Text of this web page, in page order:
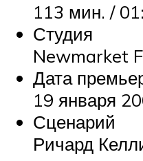
113 мин. /
Студия
Newmarket
Дата
19 января
Сценарий
Ричард